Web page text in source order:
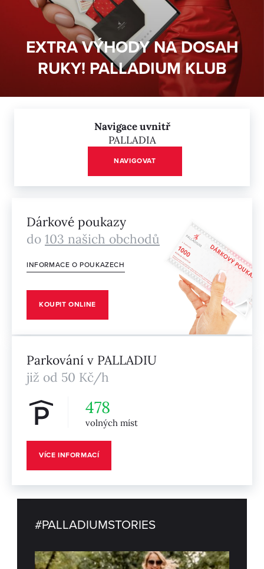
EXTRA VÝHODY NA DOSAH
RUKY! PALLADIUM KLUB
Dárkové poukazy
do 103 našich obchodů
INFORMACE O POUKAZECH
KOUPIT ONLINE
Parkování v PALLADIU
již od 50 Kč/h
478
volných míst
VÍCE INFORMACÍ
#PALLADIUMSTORIES
Navigace uvnitř
PALLADIA
NAVIGOVAT